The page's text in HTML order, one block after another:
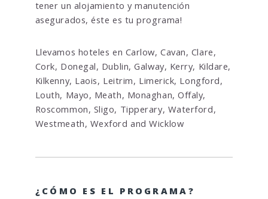
tener un alojamiento y manutención
asegurados, éste es tu programa!
Llevamos hoteles en Carlow, Cavan, Clare,
Cork, Donegal, Dublin, Galway, Kerry, Kildare,
Kilkenny, Laois, Leitrim, Limerick, Longford,
Louth, Mayo, Meath, Monaghan, Offaly,
Roscommon, Sligo, Tipperary, Waterford,
Westmeath, Wexford and Wicklow
¿CÓMO ES EL PROGRAMA?